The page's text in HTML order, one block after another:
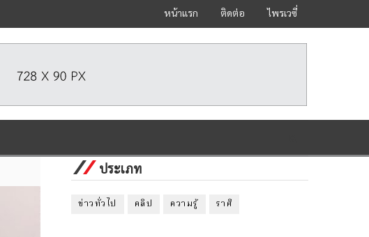
หน้าแรก ติดต่อ ไพรเวซี่
ประเภท
ข่าวทั่วไป คลิป ความรู้ ราศี